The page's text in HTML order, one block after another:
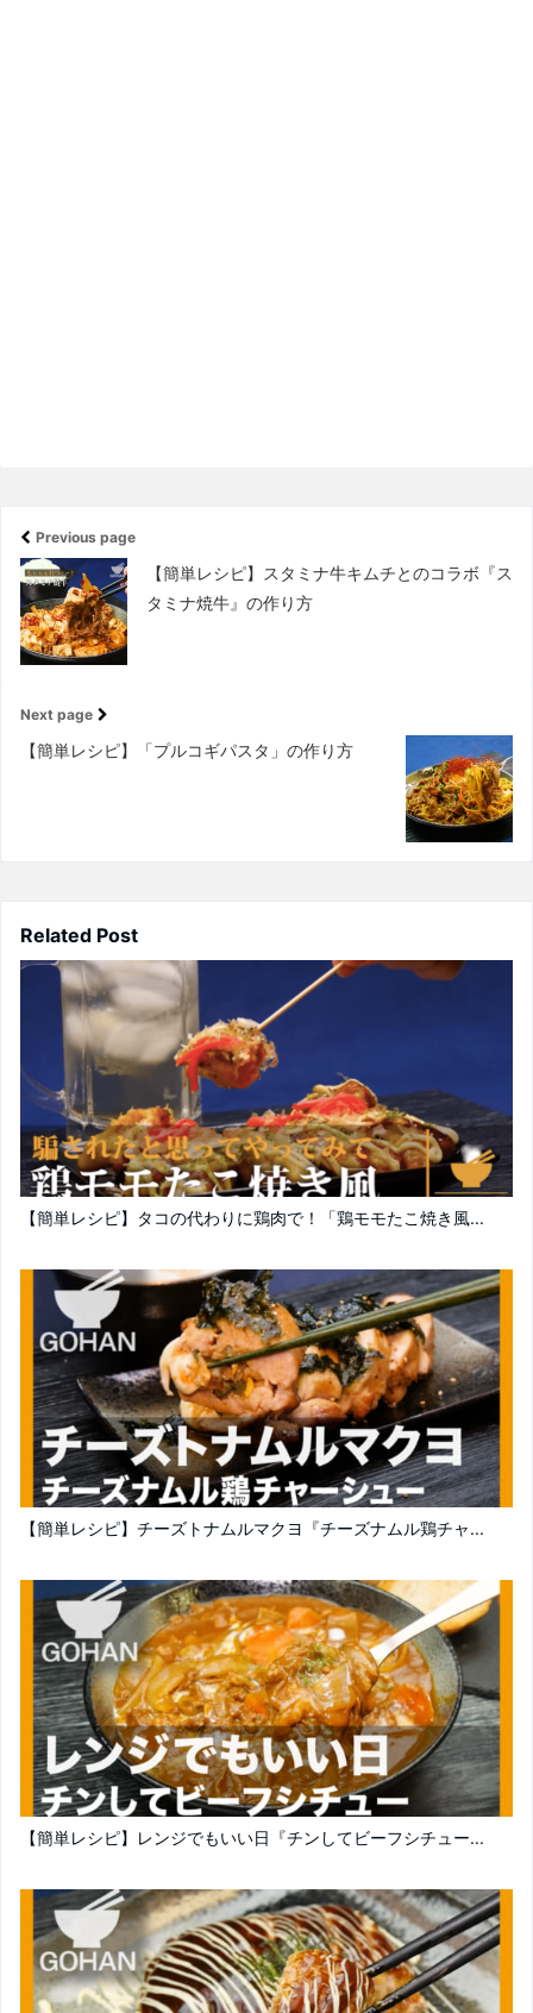
Previous page
【簡単レシピ】スタミナ牛キムチとのコラボ『ス
タミナ焼牛』の作り方
Next page
【簡単レシピ】「プルコギパスタ」の作り方
Related Post
【簡単レシピ】タコの代わりに鶏肉で！「鶏モモたこ焼き風...
【簡単レシピ】チーズトナムルマクヨ『チーズナムル鶏チャ...
【簡単レシピ】レンジでもいい日『チンしてビーフシチュー...